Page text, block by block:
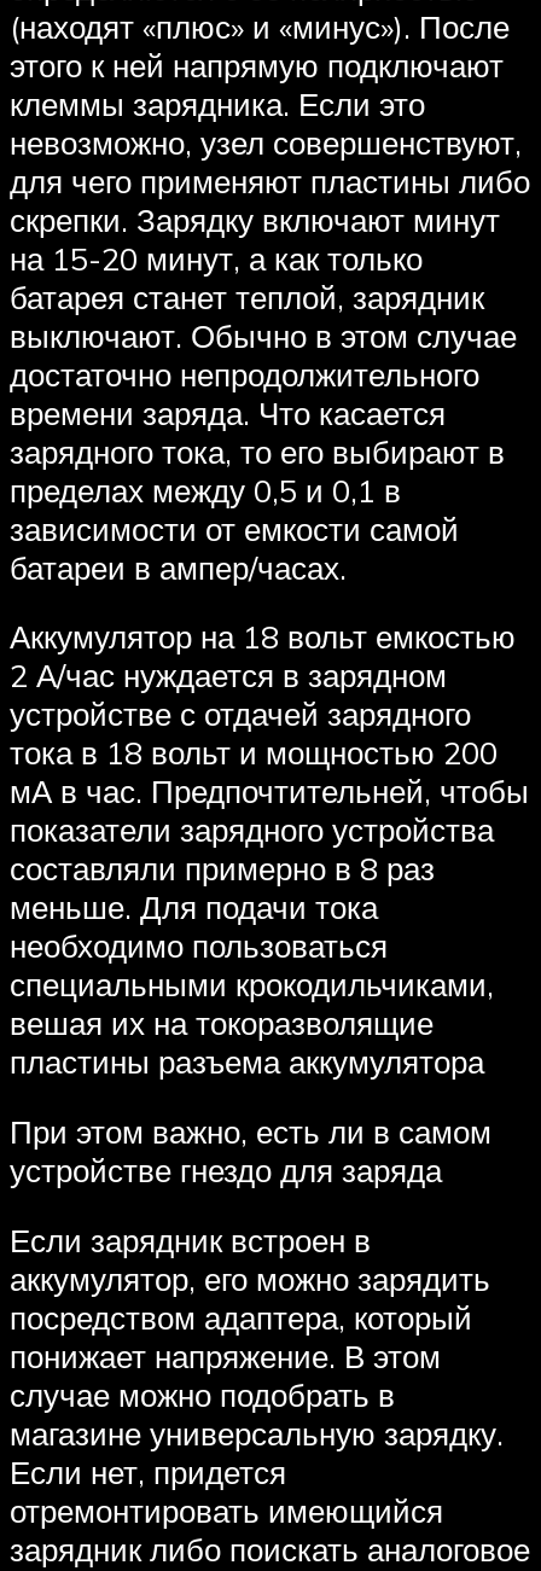
(находят «плюс» и «минус»). После
этого к ней напрямую подключают
клеммы зарядника. Если это
невозможно, узел совершенствуют,
для чего применяют пластины либо
скрепки. Зарядку включают минут
на 15-20 минут, а как только
батарея станет теплой, зарядник
выключают. Обычно в этом случае
достаточно непродолжительного
времени заряда. Что касается
зарядного тока, то его выбирают в
пределах между 0,5 и 0,1 в
зависимости от емкости самой
батареи в ампер/часах.
Аккумулятор на 18 вольт емкостью
2 А/час нуждается в зарядном
устройстве с отдачей зарядного
тока в 18 вольт и мощностью 200
мА в час. Предпочтительней, чтобы
показатели зарядного устройства
составляли примерно в 8 раз
меньше. Для подачи тока
необходимо пользоваться
специальными крокодильчиками,
вешая их на токоразволящие
пластины разъема аккумулятора
При этом важно, есть ли в самом
устройстве гнездо для заряда
Если зарядник встроен в
аккумулятор, его можно зарядить
посредством адаптера, который
понижает напряжение. В этом
случае можно подобрать в
магазине универсальную зарядку.
Если нет, придется
отремонтировать имеющийся
зарядник либо поискать аналоговое